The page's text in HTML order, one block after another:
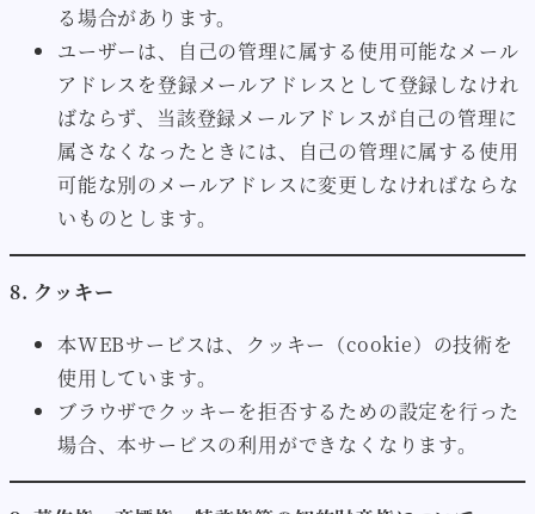
る場合があります。
ユーザーは、自己の管理に属する使用可能なメール
アドレスを登録メールアドレスとして登録しなけれ
ばならず、当該登録メールアドレスが自己の管理に
属さなくなったときには、自己の管理に属する使用
可能な別のメールアドレスに変更しなければならな
いものとします。
8. クッキー
本WEBサービスは、クッキー（cookie）の技術を
使用しています。
ブラウザでクッキーを拒否するための設定を行った
場合、本サービスの利用ができなくなります。